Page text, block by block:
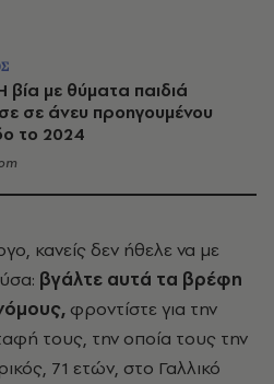
βία με θύματα παιδιά
σε άνευ προηγουμένου
το 2024
κανείς δεν ήθελε να με
βγάλτε αυτά τα βρέφη
φροντίστε για την
τους, την οποία τους την
71 ετών, στο Γαλλικό